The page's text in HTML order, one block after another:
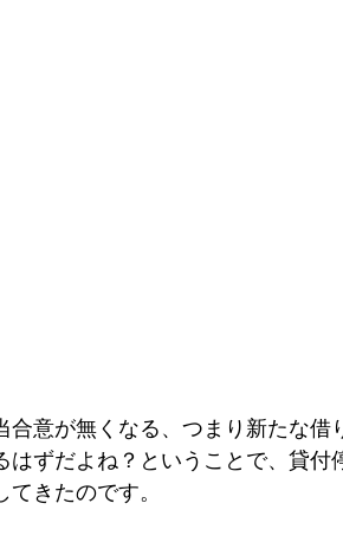
意が無くなる、つまり新たな借
はずだよね？ということで、貸付
きたのです。